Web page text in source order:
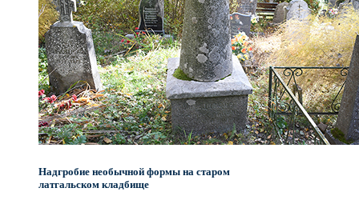
Надгробие необычной формы на старом
латгальском кладбище